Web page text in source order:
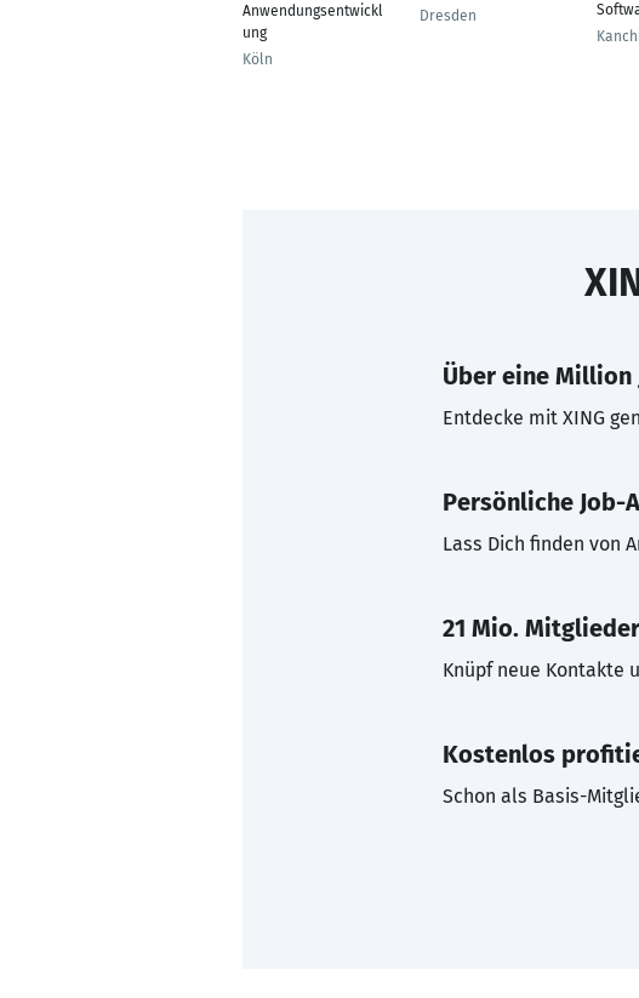
Anwendungsentwickl
ung
Köln
Dresden
Über eine Million
Entdecke mit XING
Persönliche Job-
Lass Dich finden von
21 Mio. Mitglieder
Knüpf neue Kontakte
Kostenlos
Schon als Basis-